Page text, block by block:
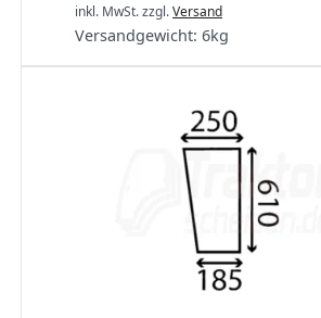
inkl. MwSt.zzgl.Versand
Versandgewicht: 6kg